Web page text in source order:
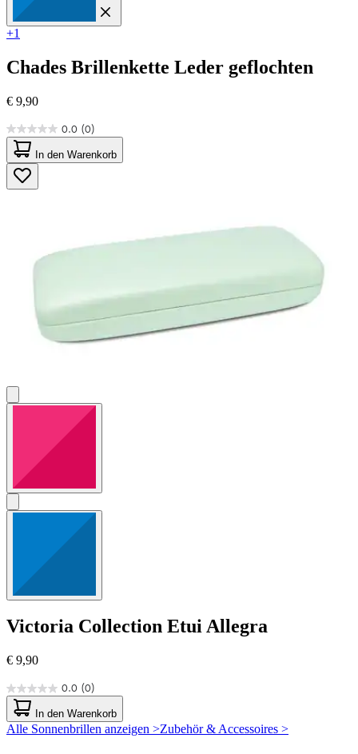
+1
Chades Brillenkette Leder geflochten
€ 9,90
0.0 (0)
0.0
von
5
Sternen.
In den Warenkorb
Victoria Collection Etui Allegra
€ 9,90
0.0 (0)
0.0
von
5
Sternen.
In den Warenkorb
Alle Sonnenbrillen anzeigen >Zubehör & Accessoires >